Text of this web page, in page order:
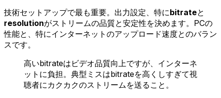
技術セットアップで最も重要。出力設定、特にbitrateと
resolutionがストリームの品質と安定性を決めます。PCの
性能と、特にインターネットのアップロード速度とのバラン
スです。
高いbitrateはビデオ品質向上ですが、インターネ
ットに負担。典型ミスはbitrateを高くしすぎて視
聴者にカクカクのストリームを送ること。